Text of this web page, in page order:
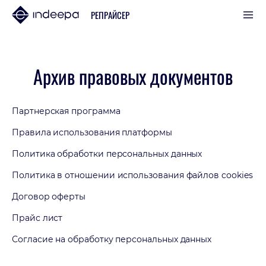
РЕПРАЙСЕР
Архив правовых документов
Партнерская программа
Правила использования платформы
Политика обработки персональных данных
Политика в отношении использования файлов cookies
Договор оферты
Прайс лист
Согласие на обработку персональных данных